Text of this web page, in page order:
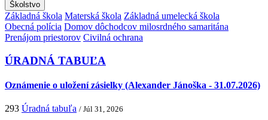
Školstvo
Základná škola Materská škola Základná umelecká škola
Obecná polícia Domov dôchodcov milosrdného samaritána
Prenájom priestorov Civilná ochrana
ÚRADNÁ TABUĽA
Oznámenie o uložení zásielky (Alexander Jánoška - 31.07.2026)
293 Úradná tabuľa / Júl 31, 2026